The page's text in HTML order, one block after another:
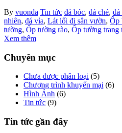
By vuonda Tin tức đá bóc, đá chẻ, đá
nhiên, đá vỉa, Lát lối đi sân vườn, Ốp
tường, Ốp tường rào, Ốp tường trang
Xem thêm
Chuyên mục
Chưa được phân loại (5)
Chương trình khuyến mại (6)
Hình Ảnh (6)
Tin tức (9)
Tin tức gần đây